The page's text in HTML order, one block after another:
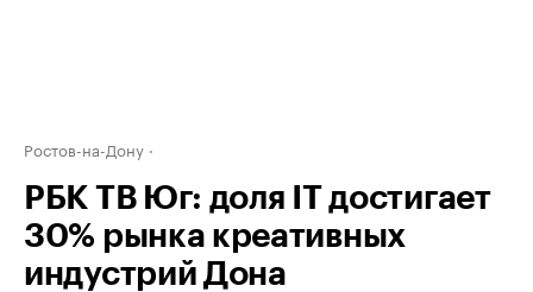
Ростов-на-Дону
РБК ТВ Юг: доля IT достигает
30% рынка креативных
индустрий Дона